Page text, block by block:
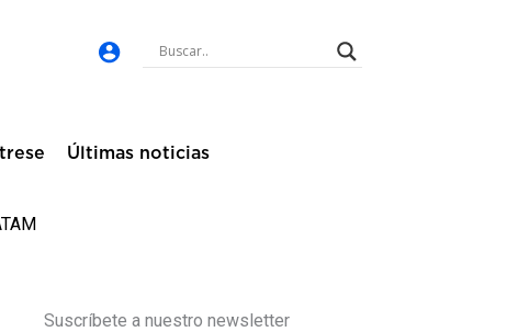
Últimas noticias
Suscríbete a nuestro newsletter